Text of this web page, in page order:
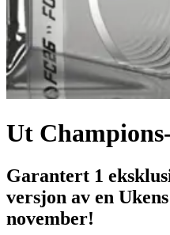
Ut
Garantert 1
versjon av en
november!